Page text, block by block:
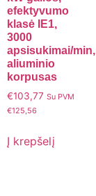
efektyvumo
klasė IE1,
3000
apsisukimai/min,
aliuminio
korpusas
€103,77 Su PVM
€125,56
Į krepšelį